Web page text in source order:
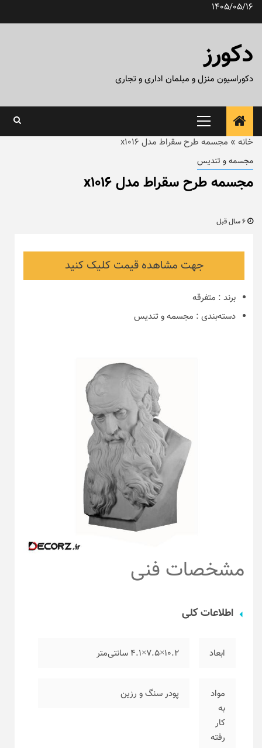
پرش1405/05/16
دکورز
دکوراسیون منزل و مبلمان اداری و تجاری
منوی
اصلی
خانه » مجسمه طرح سقراط مدل x1016
مجسمه و تندیس
مجسمه طرح سقراط مدل x1016
جهت مشاهده قیمت کلیک کنید
برند : متفرقه
دسته‌بندی : مجسمه و تندیس
مشخصات فنی
اطلاعات کلی
ابعاد ۱۰.۲×۷.۵×۴.۱ سانتی‌متر
مواد
به
کار
رفته
پودر سنگ و رزین